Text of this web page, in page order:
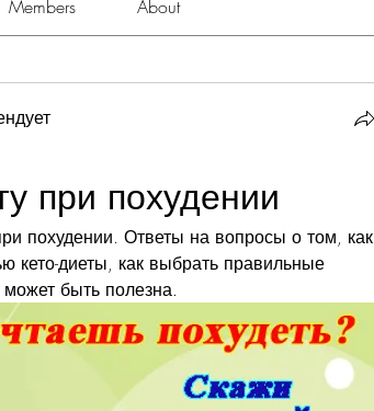
Members About
при похудении
похудении. Ответы на вопросы о том, как
кето-диеты, как выбрать правильные
может быть полезна.